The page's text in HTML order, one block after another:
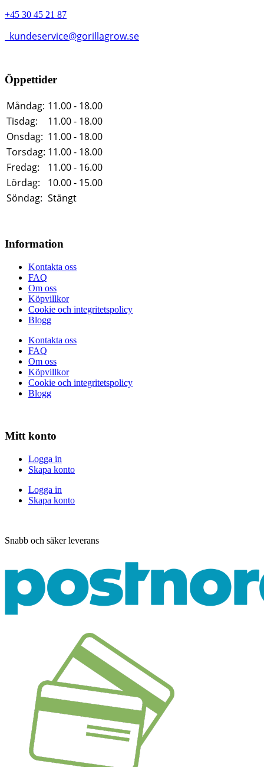
+45 30 45 21 87
kundeservice@gorillagrow.se
Öppettider
Måndag: 11.00 - 18.00
Tisdag:
11.00 - 18.00
Onsdag: 11.00 - 18.00
Torsdag: 11.00 - 18.00
Fredag:
11.00 - 16.00
Lördag:
10.00 - 15.00
Söndag: Stängt
Information
Kontakta oss
FAQ
Om oss
Köpvillkor
Cookie och integritetspolicy
Blogg
Kontakta oss
FAQ
Om oss
Köpvillkor
Cookie och integritetspolicy
Blogg
Mitt konto
Logga in
Skapa konto
Logga in
Skapa konto
Snabb och säker leverans